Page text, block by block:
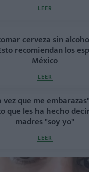
LEER
cerveza sin
recomiendan los
México
LEER
vez que me
que les ha hecho
madres "soy yo"
LEER